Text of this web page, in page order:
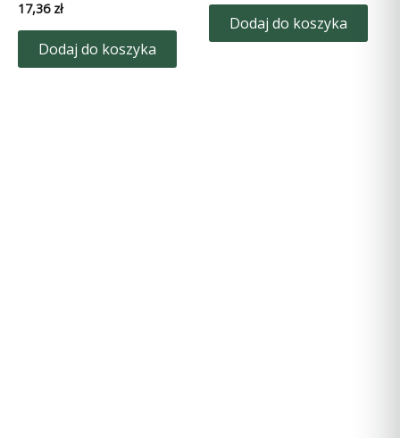
17,36 zł
Dodaj do koszyka
Dodaj do koszyka